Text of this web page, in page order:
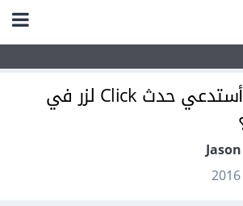
كيف أستدعي حدث Click لزر في